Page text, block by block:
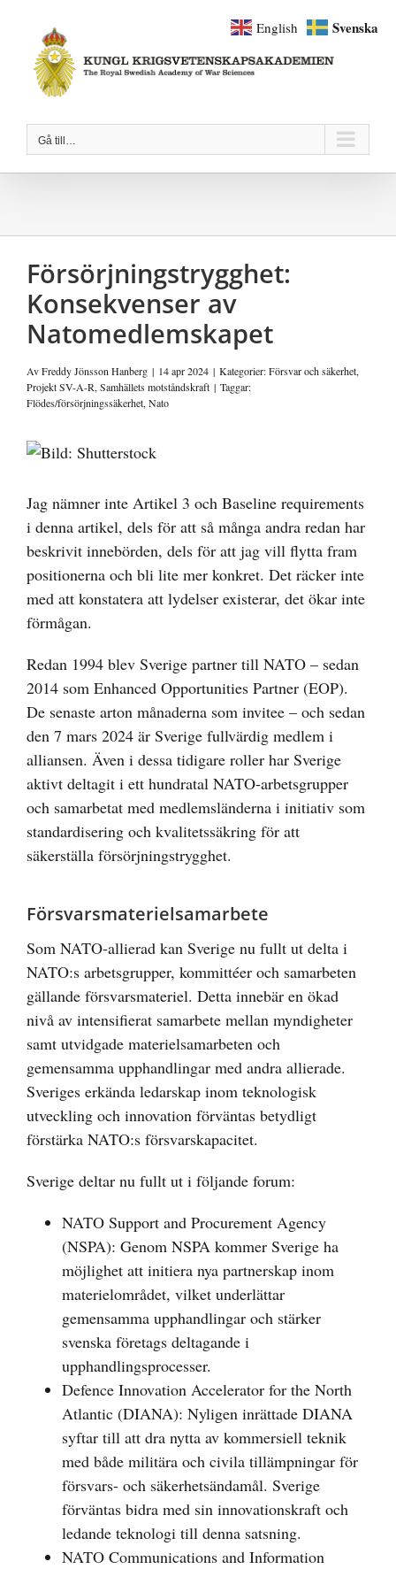
innehållet
Gå till…
Försörjningstrygghet:
Konsekvenser av
Natomedlemskapet
AvFreddy Jönsson Hanberg | 14 apr 2024 | Kategorier:Försvar och säkerhet,
Projekt SV-A-R,Samhällets motståndskraft | Taggar:
Flödes/försörjningssäkerhet,Nato
Visa
bild
Jag nämner inte Artikel 3 och Baseline requirements
i denna artikel, dels för att så många andra redan har
beskrivit innebörden, dels för att jag vill flytta fram
positionerna och bli lite mer konkret. Det räcker inte
med att konstatera att lydelser existerar, det ökar inte
förmågan.
Redan 1994 blev Sverige partner till NATO – sedan
2014 som Enhanced Opportunities Partner (EOP).
De senaste arton månaderna som invitee – och sedan
den 7 mars 2024 är Sverige fullvärdig medlem i
alliansen. Även i dessa tidigare roller har Sverige
aktivt deltagit i ett hundratal NATO-arbetsgrupper
och samarbetat med medlemsländerna i initiativ som
standardisering och kvalitetssäkring för att
säkerställa försörjningstrygghet.
Försvarsmaterielsamarbete
Som NATO-allierad kan Sverige nu fullt ut delta i
NATO:s arbetsgrupper, kommittéer och samarbeten
gällande försvarsmateriel. Detta innebär en ökad
nivå av intensifierat samarbete mellan myndigheter
samt utvidgade materielsamarbeten och
gemensamma upphandlingar med andra allierade.
Sveriges erkända ledarskap inom teknologisk
utveckling och innovation förväntas betydligt
förstärka NATO:s försvarskapacitet.
Sverige deltar nu fullt ut i följande forum:
NATO Support and Procurement Agency
(NSPA): Genom NSPA kommer Sverige ha
möjlighet att initiera nya partnerskap inom
materielområdet, vilket underlättar
gemensamma upphandlingar och stärker
svenska företags deltagande i
upphandlingsprocesser.
Defence Innovation Accelerator for the North
Atlantic (DIANA): Nyligen inrättade DIANA
syftar till att dra nytta av kommersiell teknik
med både militära och civila tillämpningar för
försvars- och säkerhetsändamål. Sverige
förväntas bidra med sin innovationskraft och
ledande teknologi till denna satsning.
NATO Communications and Information
English Svenska